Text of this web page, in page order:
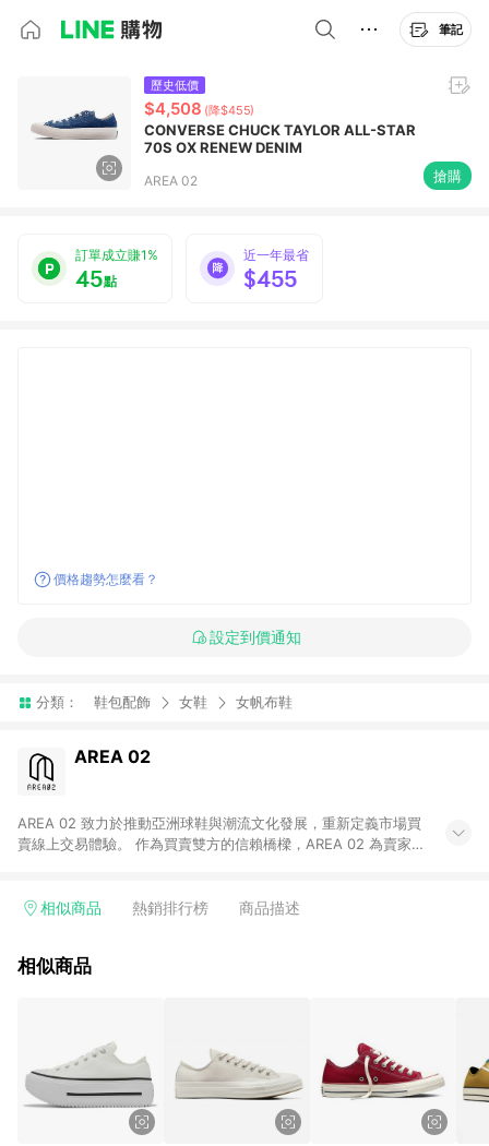
筆記
歷史低價
$4,508 (降$455)
CONVERSE CHUCK TAYLOR ALL-STAR
70S OX RENEW DENIM
AREA 02 搶購
訂單成立賺1%
45點
近一年最省
$455
價格趨勢怎麼看？
設定到價通知
分類： 鞋包配飾 女鞋 女帆布鞋
AREA 02
AREA 02 致力於推動亞洲球鞋與潮流文化發展，重新定義市場買
賣線上交易體驗。 作為買賣雙方的信賴橋樑，AREA 02 為賣家提
鞋、街頭服飾與收藏品交易平台。 客服專線：+886-2-2706-
相似商品 熱銷排行榜 商品描述
相似商品